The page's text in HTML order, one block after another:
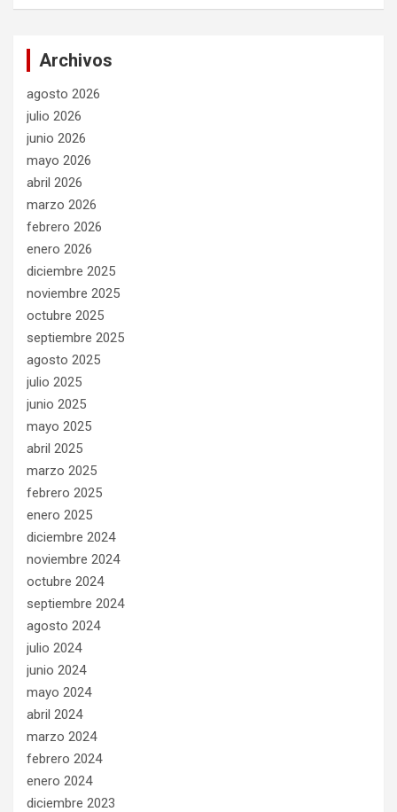
Archivos
agosto 2026
julio 2026
junio 2026
mayo 2026
abril 2026
marzo 2026
febrero 2026
enero 2026
diciembre 2025
noviembre 2025
octubre 2025
septiembre 2025
agosto 2025
julio 2025
junio 2025
mayo 2025
abril 2025
marzo 2025
febrero 2025
enero 2025
diciembre 2024
noviembre 2024
octubre 2024
septiembre 2024
agosto 2024
julio 2024
junio 2024
mayo 2024
abril 2024
marzo 2024
febrero 2024
enero 2024
diciembre 2023